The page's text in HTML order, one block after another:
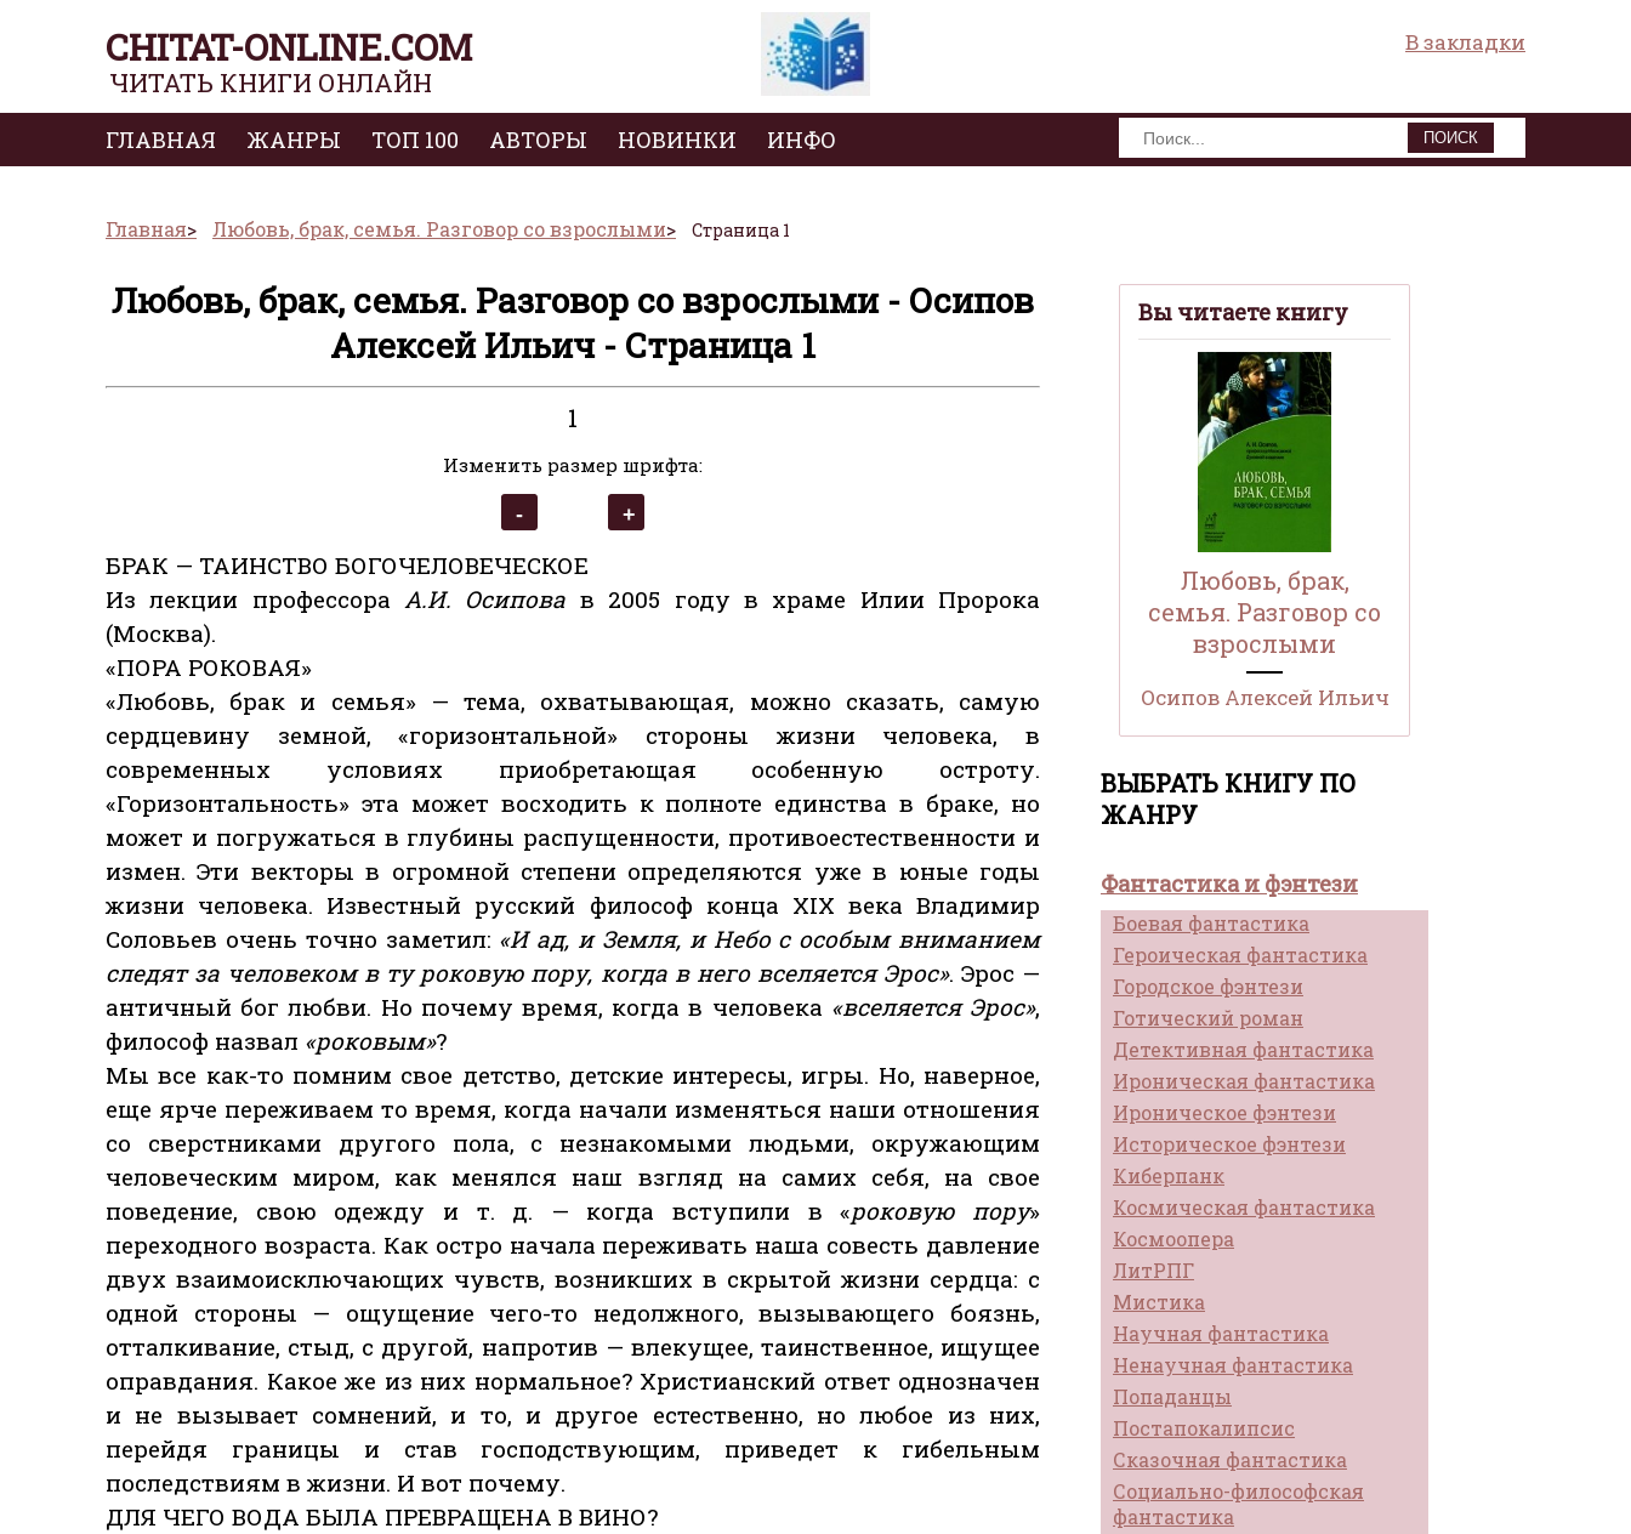
CHITAT-ONLINE.COM
ЧИТАТЬ КНИГИ ОНЛАЙН
В закладки
ГЛАВНАЯ ЖАНРЫ ТОП 100 АВТОРЫ НОВИНКИ ИНФО ПОИСК
Главная Любовь, брак, семья. Разговор со взрослыми Страница 1
Вы читаете книгу
Любовь, брак,
семья. Разговор со
взрослыми
Осипов Алексей Ильич
ВЫБРАТЬ КНИГУ ПО
ЖАНРУ
Фантастика и фэнтези
Боевая фантастика
Героическая фантастика
Городское фэнтези
Готический роман
Детективная фантастика
Ироническая фантастика
Ироническое фэнтези
Историческое фэнтези
Киберпанк
Космическая фантастика
Космоопера
ЛитРПГ
Мистика
Научная фантастика
Ненаучная фантастика
Попаданцы
Постапокалипсис
Сказочная фантастика
Социально-философская
фантастика
Любовь, брак, семья. Разговор со взрослыми - Осипов
Алексей Ильич - Страница 1
1
Изменить размер шрифта:
БРАК — ТАИНСТВО БОГОЧЕЛОВЕЧЕСКОЕ
Из лекции профессораА.И. Осипова в 2005 году в храме Илии Пророка
(Москва).
«ПОРА РОКОВАЯ»
«Любовь, брак и семья» — тема, охватывающая, можно сказать, самую
сердцевину земной, «горизонтальной» стороны жизни человека, в
современных условиях приобретающая особенную остроту.
«Горизонтальность» эта может восходить к полноте единства в браке, но
может и погружаться в глубины распущенности, противоестественности и
измен. Эти векторы в огромной степени определяются уже в юные годы
жизни человека. Известный русский философ конца XIX века Владимир
Соловьев очень точно заметил: «И ад, и Земля, и Небо с особым вниманием
следят за человеком в ту роковую пору, когда в него вселяется Эрос». Эрос —
античный бог любви. Но почему время, когда в человека «вселяется Эрос»,
философ назвал «роковым»?
Мы все как-то помним свое детство, детские интересы, игры. Но, наверное,
еще ярче переживаем то время, когда начали изменяться наши отношения
со сверстниками другого пола, с незнакомыми людьми, окружающим
человеческим миром, как менялся наш взгляд на самих себя, на свое
поведение, свою одежду и т. д. — когда вступили в «роковую пору»
переходного возраста. Как остро начала переживать наша совесть давление
двух взаимоисключающих чувств, возникших в скрытой жизни сердца: с
одной стороны — ощущение чего-то недолжного, вызывающего боязнь,
отталкивание, стыд, с другой, напротив — влекущее, таинственное, ищущее
оправдания. Какое же из них нормальное? Христианский ответ однозначен
и не вызывает сомнений, и то, и другое естественно, но любое из них,
перейдя границы и став господствующим, приведет к гибельным
последствиям в жизни. И вот почему.
ДЛЯ ЧЕГО ВОДА БЫЛА ПРЕВРАЩЕНА В ВИНО?